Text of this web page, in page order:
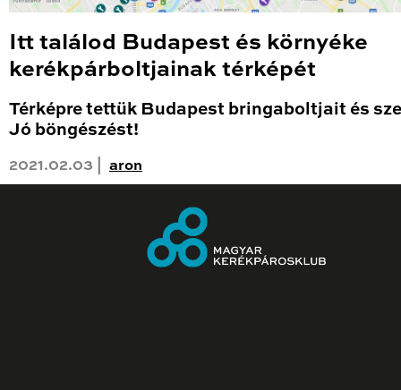
Itt találod Budapest és környéke
kerékpárboltjainak térképét
Térképre tettük Budapest bringaboltjait és
Jó böngészést!
2021.02.03 | aron